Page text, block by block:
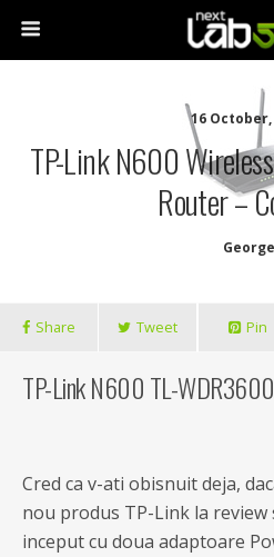
16 October,
TP-Link N600
Router –
George
Share Tweet Pin
TP-Link N600 TL-
Cred ca v-ati obisnuit deja,
nou produs TP-Link la review
inceput cu doua adaptoare